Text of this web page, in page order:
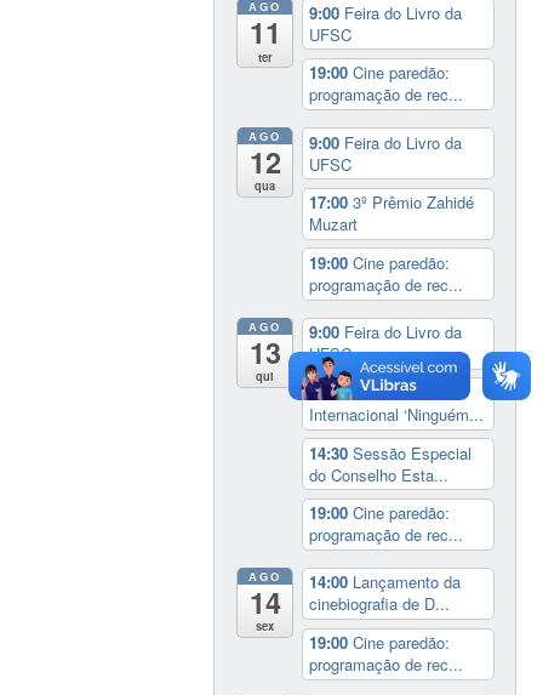
AGO
11
ter
9:00 Feira do Livro da
UFSC
19:00Cine paredão:
programação de rec...
AGO
12
qua
9:00 Feira do Livro da
UFSC
17:003º Prêmio Zahidé
Muzart
19:00Cine paredão:
programação de rec...
AGO
13
qui
9:00 Feira do Livro da
UFSC
14:00 Seminário
Internacional ‘Ninguém...
14:30Sessão Especial
do Conselho Esta...
19:00Cine paredão:
programação de rec...
AGO
14
sex
14:00 Lançamento da
cinebiografia de D...
19:00Cine paredão:
programação de rec...